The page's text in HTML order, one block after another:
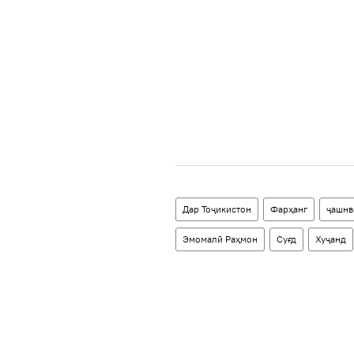
Дар Тоҷикистон Фарҳанг
Эмомалӣ Раҳмон Суғд Хуҷанд